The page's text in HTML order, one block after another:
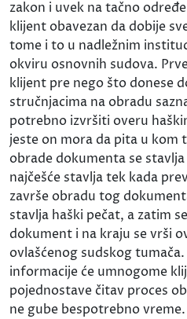
zakon i uvek na tačno
klijent obavezan da dobije
tome i to u nadležnim
okviru osnovnih sudova.
klijent pre nego što donese
stručnjacima na obradu
potrebno izvršiti overu
jeste on mora da pita u
obrade dokumenta se
najčešće stavlja tek kada
završe obradu tog
stavlja haški pečat, a zatim
dokument i na kraju se vrši
ovlašćenog sudskog
informacije će umnogome
pojednostave čitav proces
ne gube bespotrebno vreme.